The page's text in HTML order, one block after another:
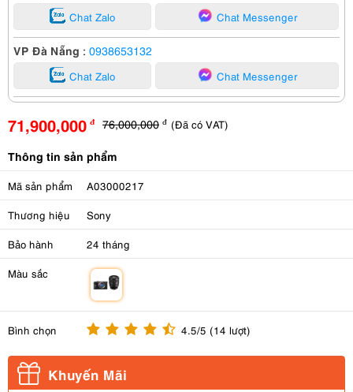
Chat Zalo Chat Messenger
VP Đà Nẵng : 0938653132
Chat Zalo Chat Messenger
71,900,000 đ 76,000,000 đ (Đã có VAT)
Thông tin sản phẩm
Mã sản phẩm A03000217
Thương hiệu Sony
Bảo hành 24 tháng
Màu sắc
Bình chọn 4.5/5 (14 lượt)
Khuyến Mãi